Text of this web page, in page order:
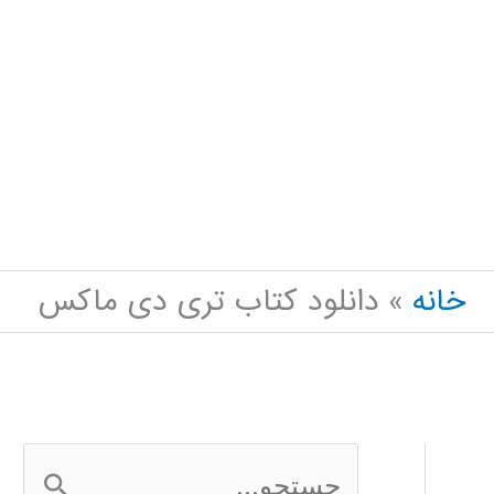
خانه
دانلود کتاب تری دی ماکس